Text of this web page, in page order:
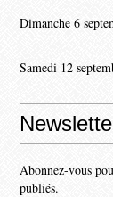
Dimanche 6
Samedi 12
Abonnez-vous
publiés.